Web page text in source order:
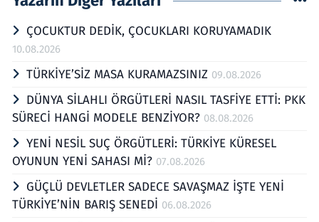
ÇOCUKTUR DEDİK, ÇOCUKLARI KORUYAMADIK
10.08.2026
TÜRKİYE’SİZ MASA KURAMAZSINIZ 09.08.2026
DÜNYA SİLAHLI ÖRGÜTLERİ NASIL TASFİYE ETTİ: PKK
SÜRECİ HANGİ MODELE BENZİYOR? 08.08.2026
YENİ NESİL SUÇ ÖRGÜTLERİ: TÜRKİYE KÜRESEL
OYUNUN YENİ SAHASI Mİ? 07.08.2026
GÜÇLÜ DEVLETLER SADECE SAVAŞMAZ İŞTE YENİ
TÜRKİYE’NİN BARIŞ SENEDİ 06.08.2026